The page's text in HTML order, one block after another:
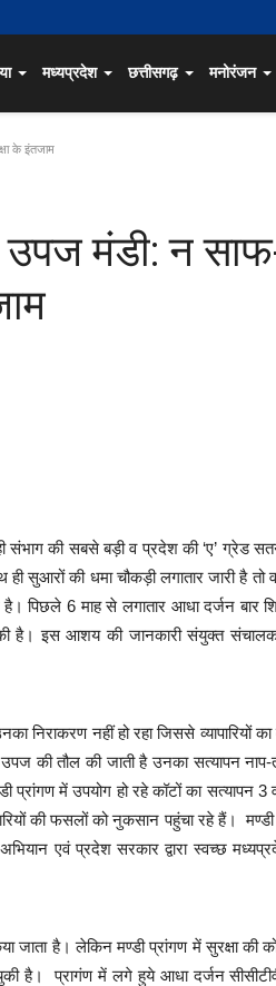
मध्यप्रदेश छत्तीसगढ़ मनोरंजन
के इंतजाम
मंडी: न
की सबसे बड़ी व प्रदेश की ‘ए’ ग्रेड
की धमा चौकड़ी लगातार जारी है तो
पिछले 6 माह से लगातार आधा दर्जन बार
है। इस आशय की जानकारी संयुक्त संचालक
नहीं हो रहा जिससे व्यापारियों
की तौल की जाती है उनका सत्यापन नाप-
में उपयोग हो रहे कॉटों का सत्यापन 3
की फसलों को नुकसान पहुंचा रहे हैं।
एवं प्रदेश सरकार द्वारा स्वच्छ
जाता है। लेकिन मण्डी प्रांगण में सुरक्षा की
चुकी है। प्रागंण में लगे हुये आधा दर्जन